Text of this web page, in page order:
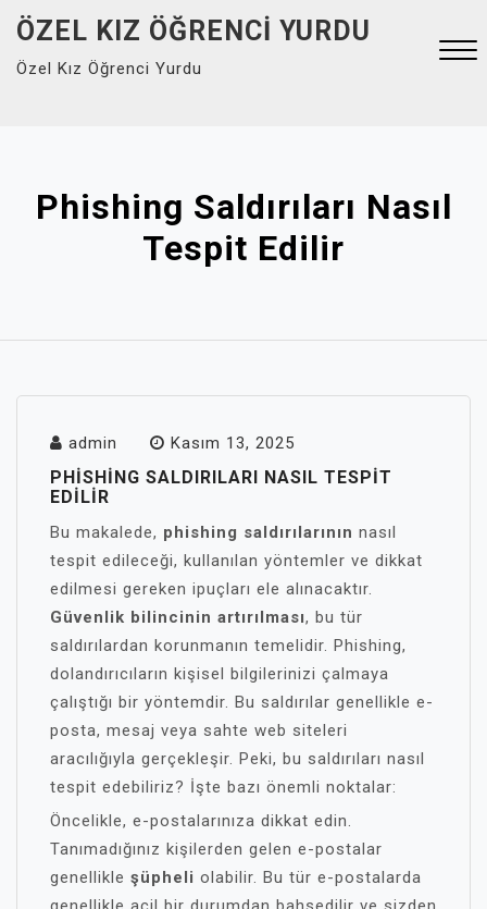
Skip
content
ÖZEL KIZ ÖĞRENCI YURDU
Özel Kız Öğrenci Yurdu
Phishing Saldırıları Nasıl
Tespit Edilir
admin Kasım 13, 2025
PHISHING SALDIRILARI NASIL TESPIT
EDILIR
Bu makalede, phishing saldırılarının nasıl
tespit edileceği, kullanılan yöntemler ve dikkat
edilmesi gereken ipuçları ele alınacaktır.
Güvenlik bilincinin artırılması, bu tür
saldırılardan korunmanın temelidir. Phishing,
dolandırıcıların kişisel bilgilerinizi çalmaya
çalıştığı bir yöntemdir. Bu saldırılar genellikle e-
posta, mesaj veya sahte web siteleri
aracılığıyla gerçekleşir. Peki, bu saldırıları nasıl
tespit edebiliriz? İşte bazı önemli noktalar:
Öncelikle, e-postalarınıza dikkat edin.
Tanımadığınız kişilerden gelen e-postalar
genellikle şüpheli olabilir. Bu tür e-postalarda